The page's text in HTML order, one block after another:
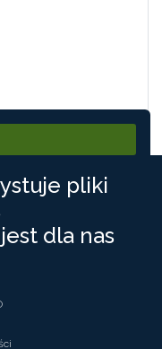
pliki
dla nas